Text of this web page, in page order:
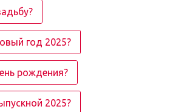
год 2025?
рождения?
2025?